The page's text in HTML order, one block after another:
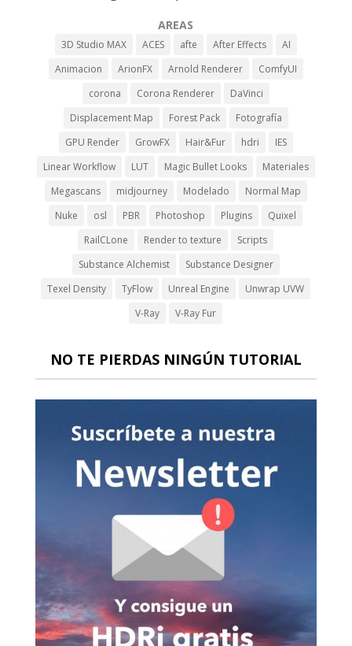
AREAS
3D Studio MAX ACES afte After Effects
AI
Animacion
ArionFX Arnold Renderer
ComfyUI
corona
Corona Renderer
DaVinci
Displacement Map
Forest Pack
Fotografía
GPU Render
GrowFX Hair&Fur hdri
IES
Linear Workflow
LUT Magic Bullet Looks
Materiales
Megascans
midjourney Modelado
Normal Map
Nuke
osl PBR Photoshop Plugins
Quixel
RailCLone
Render to texture
Scripts
Substance Alchemist
Substance Designer
Texel Density
TyFlow Unreal Engine
Unwrap UVW
V-Ray
V-Ray Fur
NO TE PIERDAS NINGÚN TUTORIAL